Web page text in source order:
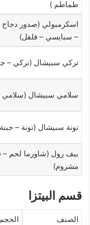
طماطم )
اسكرمبولي (صدور دجاج
– سبايسي – فلفل)
تركي سبيشال (تركي –
سلامي سبيشال (سلامي
تونة سبيشال (تونة –
بيف رول (شاورما لحم –
مشروم)
قسم البيتزا
الصنف